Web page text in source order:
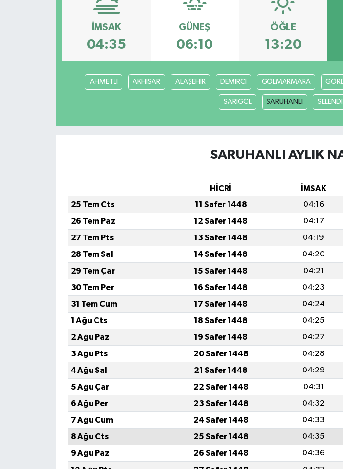
İMSAK
04:35
GÜNEŞ
06:10
ÖĞLE
13:20
AHMETLİ AKHİSAR ALAŞEHİR DEMİRCİ GÖLMARMARA
SARIGÖL SARUHANLI SELENDİ
SARUHANLI AYLIK
HİCRİ İMSAK
25 Tem Cts
11 Safer 1448 04:16
26 Tem Paz
12 Safer 1448 04:17
27 Tem Pts
13 Safer 1448 04:19
28 Tem Sal
14 Safer 1448 04:20
29 Tem Çar
15 Safer 1448 04:21
30 Tem Per
16 Safer 1448 04:23
31 Tem Cum
17 Safer 1448 04:24
1 Ağu Cts
18 Safer 1448 04:25
2 Ağu Paz
19 Safer 1448 04:27
3 Ağu Pts
20 Safer 1448 04:28
4 Ağu Sal
21 Safer 1448 04:29
5 Ağu Çar
22 Safer 1448 04:31
6 Ağu Per
23 Safer 1448 04:32
7 Ağu Cum
24 Safer 1448 04:33
8 Ağu Cts
25 Safer 1448 04:35
9 Ağu Paz
26 Safer 1448 04:36
Nöbetçi Eczaneler
ÖZEL HABER
TEKNOLOJİ